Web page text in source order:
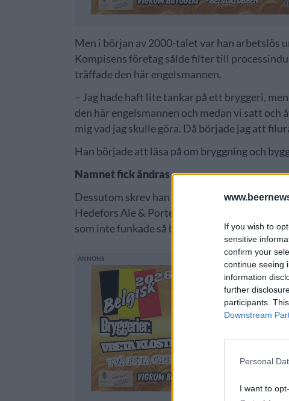
If you wish to
sensitive
confirm your
continue seeing
information
further
participants.
Downstream
Personal
I want to
Men i början av 2000-talet var han arbetslös
Kompisens företag sålde filter till
träffade den här engelsmannen.
– Jag hade haft lite tankar på ett bryggeri,
den här engelsmannen och medan vi satt
mig vad jag skulle göra. Då började jag att
Han började att läsa på om bryggning och
Namnet fick ändras
Dessutom skrev han på ett kontrakt för en
Hedefors Ale & Porterbryggeri växte fram.
som inte funkade så bra vid en flytt.